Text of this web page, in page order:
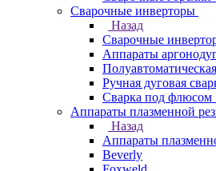
Сварочные инверторы
Назад
Сварочные
Аппараты
Ручная дуговая
Сварка под флюсом
Аппараты плазменной
Назад
Аппараты
Beverly